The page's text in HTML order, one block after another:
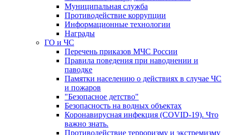
Муниципальная служба
Противодействие коррупции
Информационные технологии
Награды
ГО и ЧС
Перечень приказов МЧС России
Правила поведения при наводнении и
паводке
Памятки населению о действиях в случае ЧС
и пожаров
"Безопасное детство"
Безопасность на водных объектах
Коронавирусная инфекция (COVID-19). Что
важно знать.
Противодействие терроризму и экстремизму